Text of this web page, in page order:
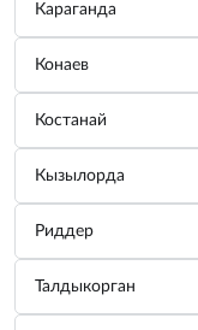
Караганда
Конаев
Костанай
Кызылорда
Риддер
Талдыкорган